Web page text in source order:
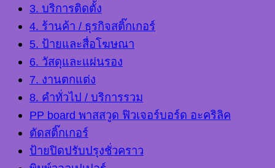
3. บริการติดตั้ง
4. ร้านค้า / ธุรกิจสติ๊กเกอร์
5. ป้ายและสื่อโฆษณา
6. วัสดุและแผ่นรอง
7. งานตกแต่ง
8. คำทั่วไป / บริการรวม
PP board พาสสวูด ฟิวเจอร์บอร์ด อะคริลิค
ตัดสติ๊กเกอร์
ป้ายปิดปรับปรุงชั่วคราว